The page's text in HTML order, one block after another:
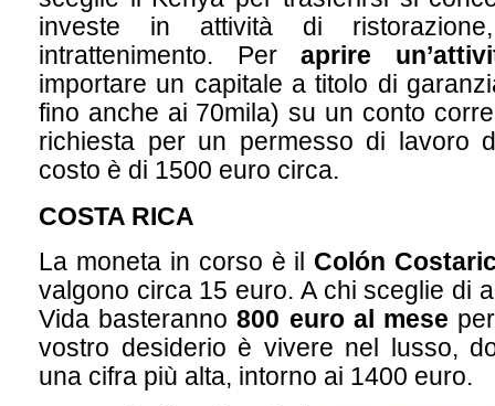
investe in attività di
intrattenimento. Peraprire
importare un capitale a titolo di
fino anche ai 70mila) su un conto
richiesta per un permesso di lavoro
costo è di 1500 euro circa.
COSTA RICA
La moneta in corso è il Colón
valgono circa 15 euro. A chi sceglie di
Vida basteranno800 euro al mese
vostro desiderio è vivere nel lusso,
una cifra più alta, intorno ai 1400 euro.